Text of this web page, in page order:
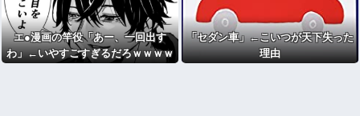
エ●漫画の竿役「あー、一回出す
わ」←いやすごすぎるだろｗｗｗｗ
「セダン車」←こいつが天下失った
理由